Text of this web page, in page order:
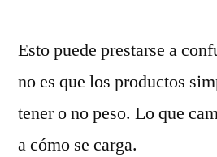
Esto puede prestarse a
no es que los productos
tener o no peso. Lo que
a cómo se carga.